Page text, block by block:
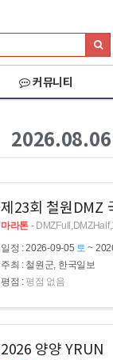
커뮤니티
2026.08.06
제23회 철원DMZ
마라톤-
일정 : 2026-09-05 토 ~
주최 : 철원군, 한국일보
평점 : 평점 없음
2026 양양 YRUN